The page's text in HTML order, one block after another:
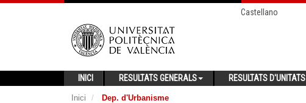
Castellano
INICI RESULTATS GENERALS RESULTATS D'UNITATS
Inici Dep. d'Urbanisme